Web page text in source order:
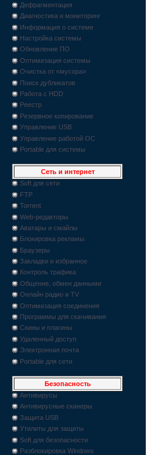
Дефрагментация
Диагностика и мониторинг
Информация о системе
Настройка системы
Обновление ПО
Оптимизация системы
Очистка от «мусора»
Поиск дубликатов
Работа с HDD
Реестр
Резервное копирование
Управление USB
Управление работой ОС
Portable для системы
Сеть и интернет
Soft для сети
FTP
Torrent
Web-редакторы
Аватары и смайлы
Блокировка рекламы
Браузеры
Закладки и избранное
Контроль трафика
Общение, обмен данными
Онлайн радио и TV
Оптимизация соединения
Программы для скачивания
Скины и плагины
Удаленный доступ
Электронная почта
Portable для сети
Безопасность
Антивирусы
Антивирусные сканеры
Защита USB
Утилиты для защиты
Soft для безопасности
Разблокировка Windows